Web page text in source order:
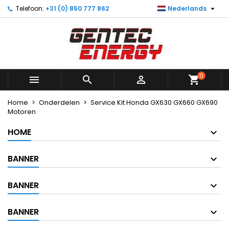
Telefoon: +31 (0) 850 777 862 Nederlands 
   shopping_cart0
Home Onderdelen
Service Kit Honda GX630 GX660 GX690
Motoren
HOME
BANNER
BANNER
BANNER
Mijn verlanglijst ×
Maak nieuwe lijst
Maak een verlanglijst ×
Verlanglijst naam
Annuleren Maak een verlanglijst
Inloggen ×
U moet ingelogd zijn om producten in uw verlanglijst
Inloggen